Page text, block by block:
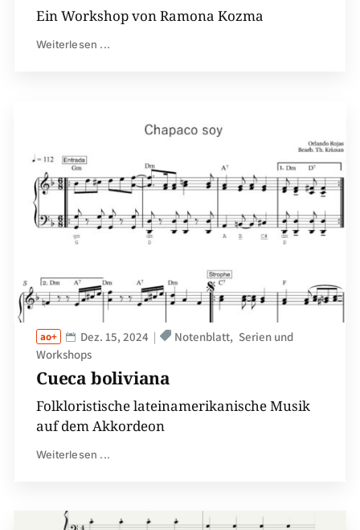
Ein Workshop von Ramona Kozma
Weiterlesen ...
Cueca boliviana
Dez. 15, 2024 Notenblatt
Serien und
Workshops
Folkloristische lateinamerikanische Musik
auf dem Akkordeon
Weiterlesen ...